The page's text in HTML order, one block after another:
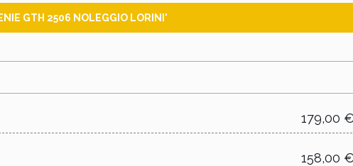
GTH 2506 NOLEGGIO LORINI'
179,00 €
158,00 €